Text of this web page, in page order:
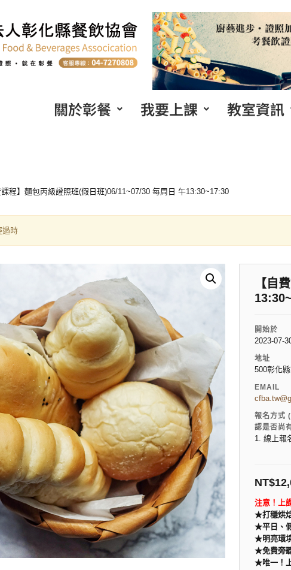
關於彰餐 我要上課 教室資訊
程】麵包丙級證照班(假日班)06/11~07/30 每周日 午13:30~17:30
過時
【自
開始於
2023-07-
地址
500彰化
EMAIL
報名方式
認是否尚
1. 線上報
NT$
注意！上
★打穩烘
★平日、
★明亮環
★免費旁
★唯一！